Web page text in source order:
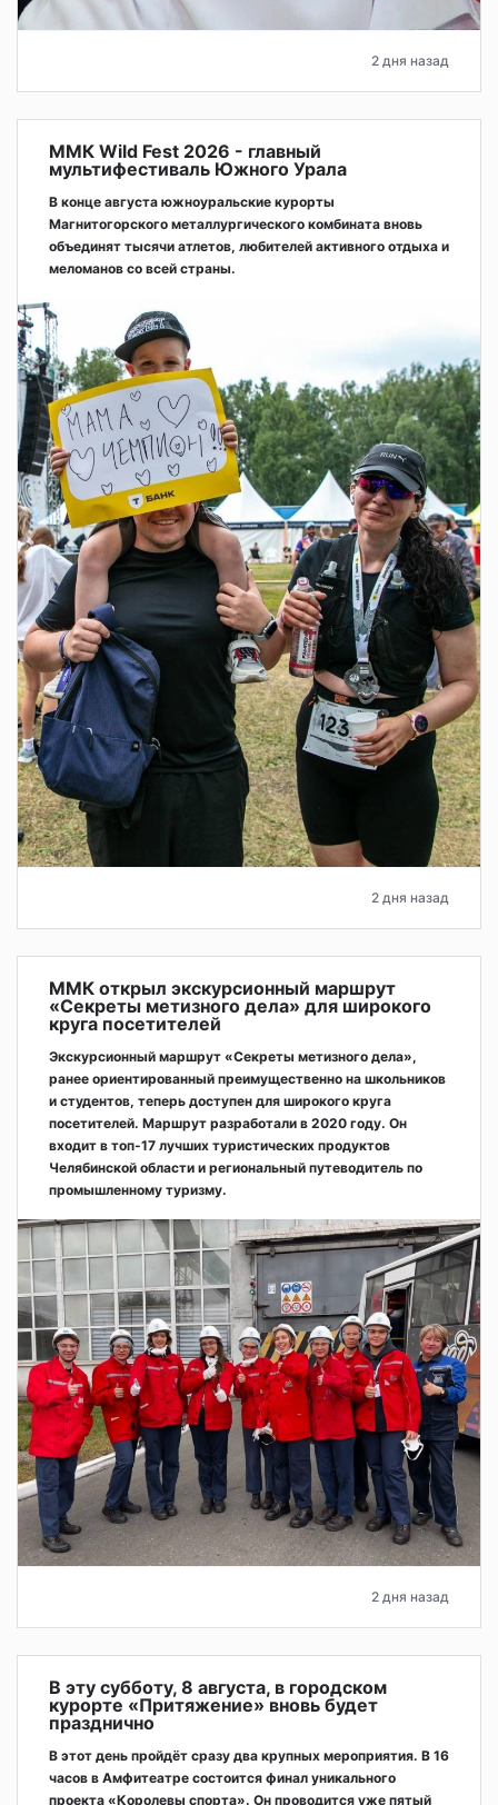
2 дня назад
ММК Wild Fest 2026 - главный
мультифестиваль Южного Урала
В конце августа южноуральские курорты
Магнитогорского металлургического комбината вновь
объединят тысячи атлетов, любителей активного отдыха и
меломанов со всей страны.
2 дня назад
ММК открыл экскурсионный маршрут
«Секреты метизного дела» для широкого
круга посетителей
Экскурсионный маршрут «Секреты метизного дела»,
ранее ориентированный преимущественно на школьников
и студентов, теперь доступен для широкого круга
посетителей. Маршрут разработали в 2020 году. Он
входит в топ-17 лучших туристических продуктов
Челябинской области и региональный путеводитель по
промышленному туризму.
2 дня назад
В эту субботу, 8 августа, в городском
курорте «Притяжение» вновь будет
празднично
В этот день пройдёт сразу два крупных мероприятия. В 16
часов в Амфитеатре состоится финал уникального
проекта «Королевы спорта». Он проводится уже пятый